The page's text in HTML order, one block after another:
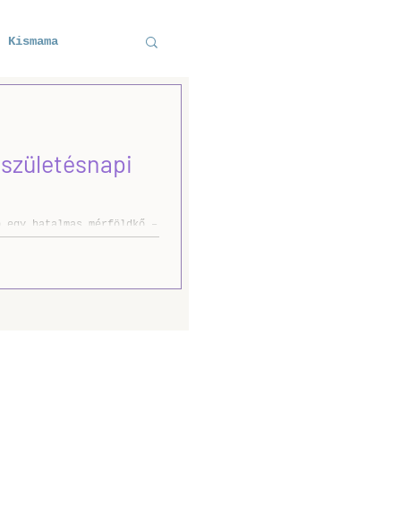
Kismama
hatalmas mérföldkő –
Egy...